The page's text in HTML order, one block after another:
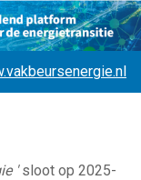
' sloot op 2025-